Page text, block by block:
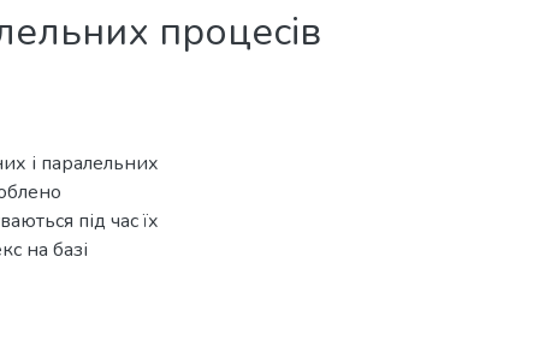
процесів
і паралельних
під час їх
на базі